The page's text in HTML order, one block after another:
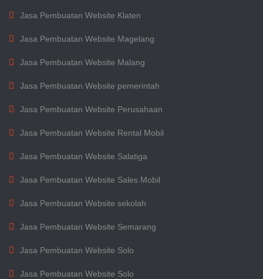
Jasa Pembuatan Website Klaten
Jasa Pembuatan Website Magelang
Jasa Pembuatan Website Malang
Jasa Pembuatan Website pemerintah
Jasa Pembuatan Website Perusahaan
Jasa Pembuatan Website Rental Mobil
Jasa Pembuatan Website Salatiga
Jasa Pembuatan Website Sales Mobil
Jasa Pembuatan Website sekolah
Jasa Pembuatan Website Semarang
Jasa Pembuatan Website Solo
Jasa Pembuatan Website Solo